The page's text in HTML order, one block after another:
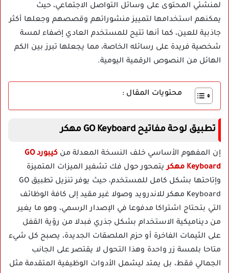
لمنشئي المحتوى على وسائل التواصل الاجتماعي، حيث
يمكنهم استخدامها لتمييز منشوراتهم وقصصهم وجعلها أكثر
جاذبية للعين، كما أنها تتيح للمستخدم العادي إضفاء لمسة
شخصية فريدة على رسائله الخاصة، مما يجعلها تبرز بين الكم
الهائل من النصوص الرقمية اليومية.
محتويات المقال :
تطبيق لوحة مفاتيح GO Keyboard مهكر
إن المفهوم الأساسي خلف النسخة المعدلة من
كيبورد GO
Keyboard مهكر
يتمحور حول فك تشفير الميزات المتميزة
وإتاحتها بشكل كامل للمستخدم، حيث يوفر تنزيل تطبيق GO
Keyboard مهكر للاندرويد وصولا غير مقيد إلى كافة الوظائف
التي بتحتاج اشتراكا مدفوعا في الإصدار الرسمي، وهو ما يغير
من ديناميكية الاستخدام بشكل جذري فبدلا من رؤية القفل
على الثيمات الفاخرة أو حزم الملصقات الجديدة، يصبح كل شيء
متاحا بلمسة زر واحدة وهذا التحول لا يقتصر على الجانب
الجمالي فقط، بل يمتد ليشمل الأدوات الوظيفية المتقدمة مثل